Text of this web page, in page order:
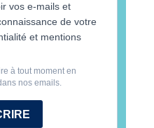
vos e-mails et
de votre
et mentions
à tout moment en
nos emails.